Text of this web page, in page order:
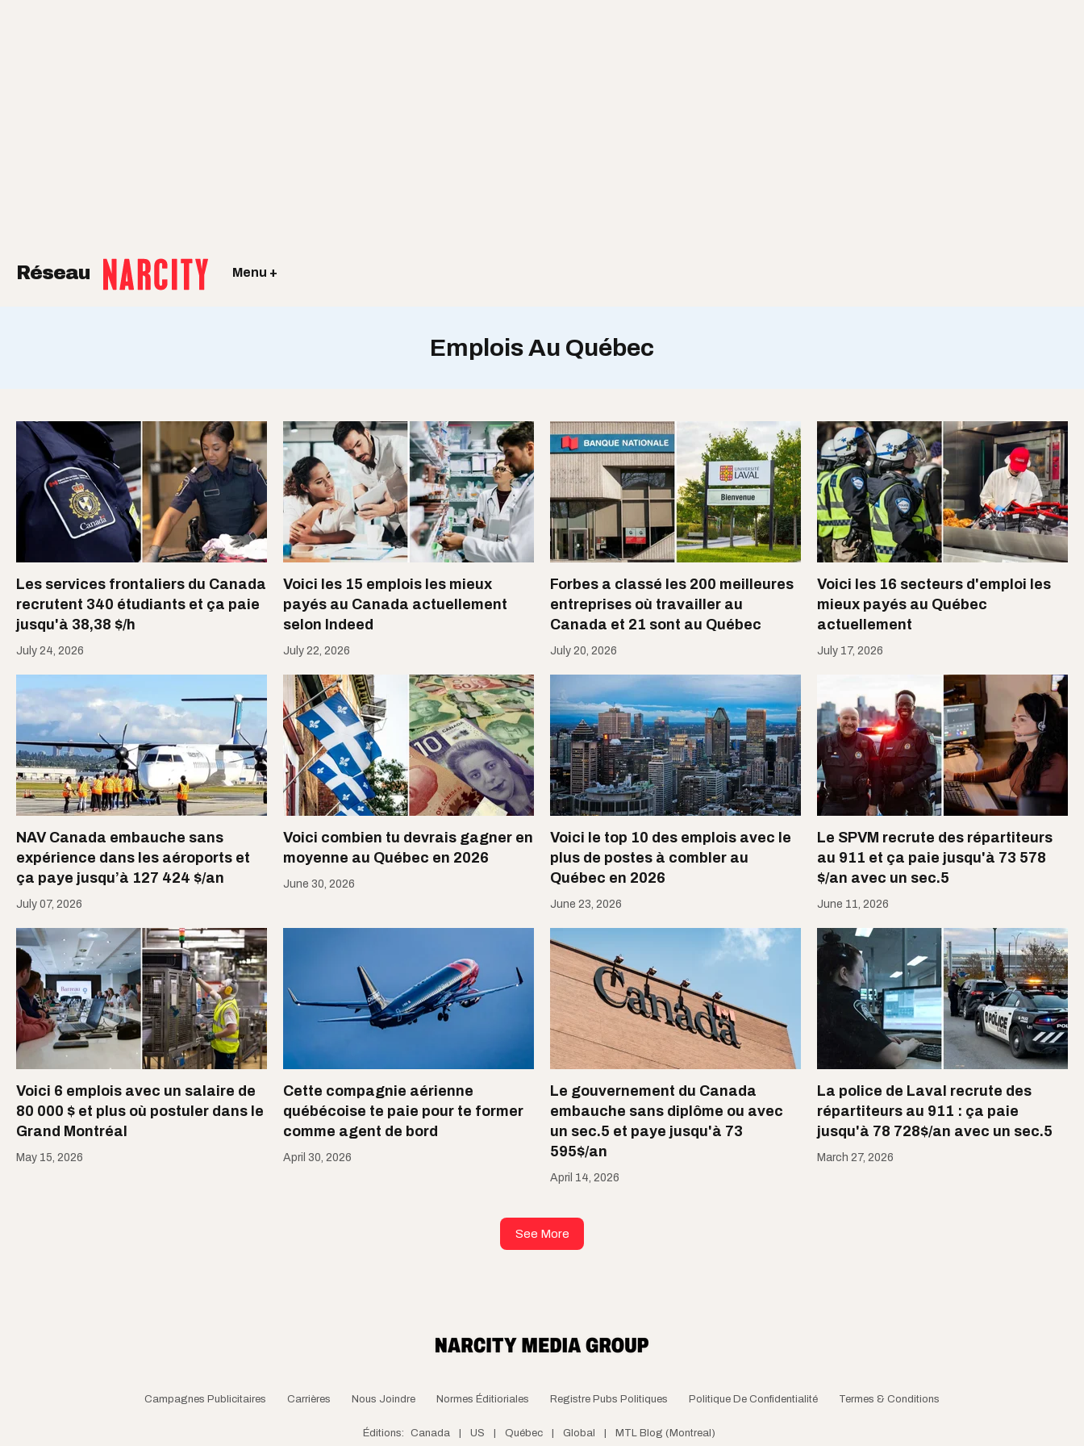
Réseau Menu +
Emplois Au Québec
Les services frontaliers du Canada
recrutent 340 étudiants et ça paie
jusqu'à 38,38 $/h
July 24, 2026
Voici les 15 emplois les mieux
payés au Canada actuellement
selon Indeed
July 22, 2026
Forbes a classé les 200 meilleures
entreprises où travailler au
Canada et 21 sont au Québec
July 20, 2026
Voici les 16 secteurs d'emploi les
mieux payés au Québec
actuellement
July 17, 2026
NAV Canada embauche sans
expérience dans les aéroports et
ça paye jusqu’à 127 424 $/an
July 07, 2026
Voici combien tu devrais gagner en
moyenne au Québec en 2026
June 30, 2026
Voici le top 10 des emplois avec le
plus de postes à combler au
Québec en 2026
June 23, 2026
Le SPVM recrute des répartiteurs
au 911 et ça paie jusqu'à 73 578
$/an avec un sec.5
June 11, 2026
Voici 6 emplois avec un salaire de
80 000 $ et plus où postuler dans le
Grand Montréal
May 15, 2026
Cette compagnie aérienne
québécoise te paie pour te former
comme agent de bord
April 30, 2026
Le gouvernement du Canada
embauche sans diplôme ou avec
un sec.5 et paye jusqu'à 73
595$/an
April 14, 2026
La police de Laval recrute des
répartiteurs au 911 : ça paie
jusqu'à 78 728$/an avec un sec.5
March 27, 2026
See More
Campagnes Publicitaires Carrières Nous Joindre Normes Éditioriales Registre Pubs Politiques Politique De Confidentialité Termes & Conditions
Éditions: Canada | US | Québec | Global | MTL Blog (Montreal)